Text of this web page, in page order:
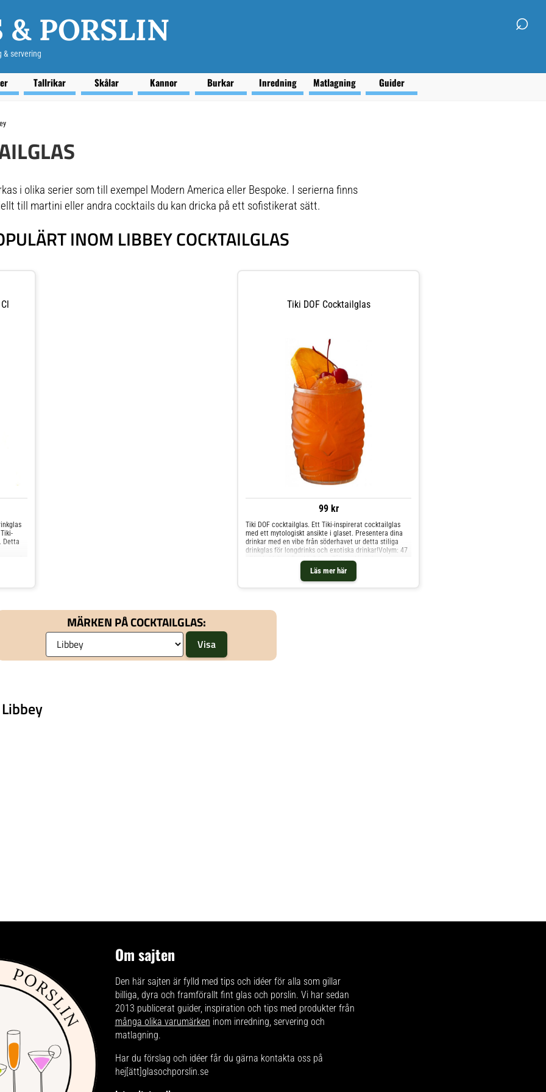
& PORSLIN
& servering
⌕
Tallrikar Skålar Kannor Burkar Inredning Matlagning Guider
i olika serier som till exempel Modern America eller Bespoke. I serierna finns
till martini eller andra cocktails du kan dricka på ett sofistikerat sätt.
INOM LIBBEY COCKTAILGLAS
Detta
Tiki DOF Cocktailglas
99 kr
Läs mer här
Tiki DOF cocktailglas. Ett Tiki-inspirerat cocktailglas
med ett mytologiskt ansikte i glaset. Presentera dina
drinkar med en vibe från söderhavet ur detta stiliga
drinkglas för longdrinks och exotiska drinkar!Volym: 47
MÄRKEN PÅ COCKTAILGLAS:
Om sajten
Den här sajten är fylld med tips och idéer för alla som gillar
billiga, dyra och framförallt fint glas och porslin. Vi har sedan
2013 publicerat guider, inspiration och tips med produkter från
många olika varumärken inom inredning, servering och
matlagning.
Har du förslag och idéer får du gärna kontakta oss på
hej[ätt]glasochporslin.se